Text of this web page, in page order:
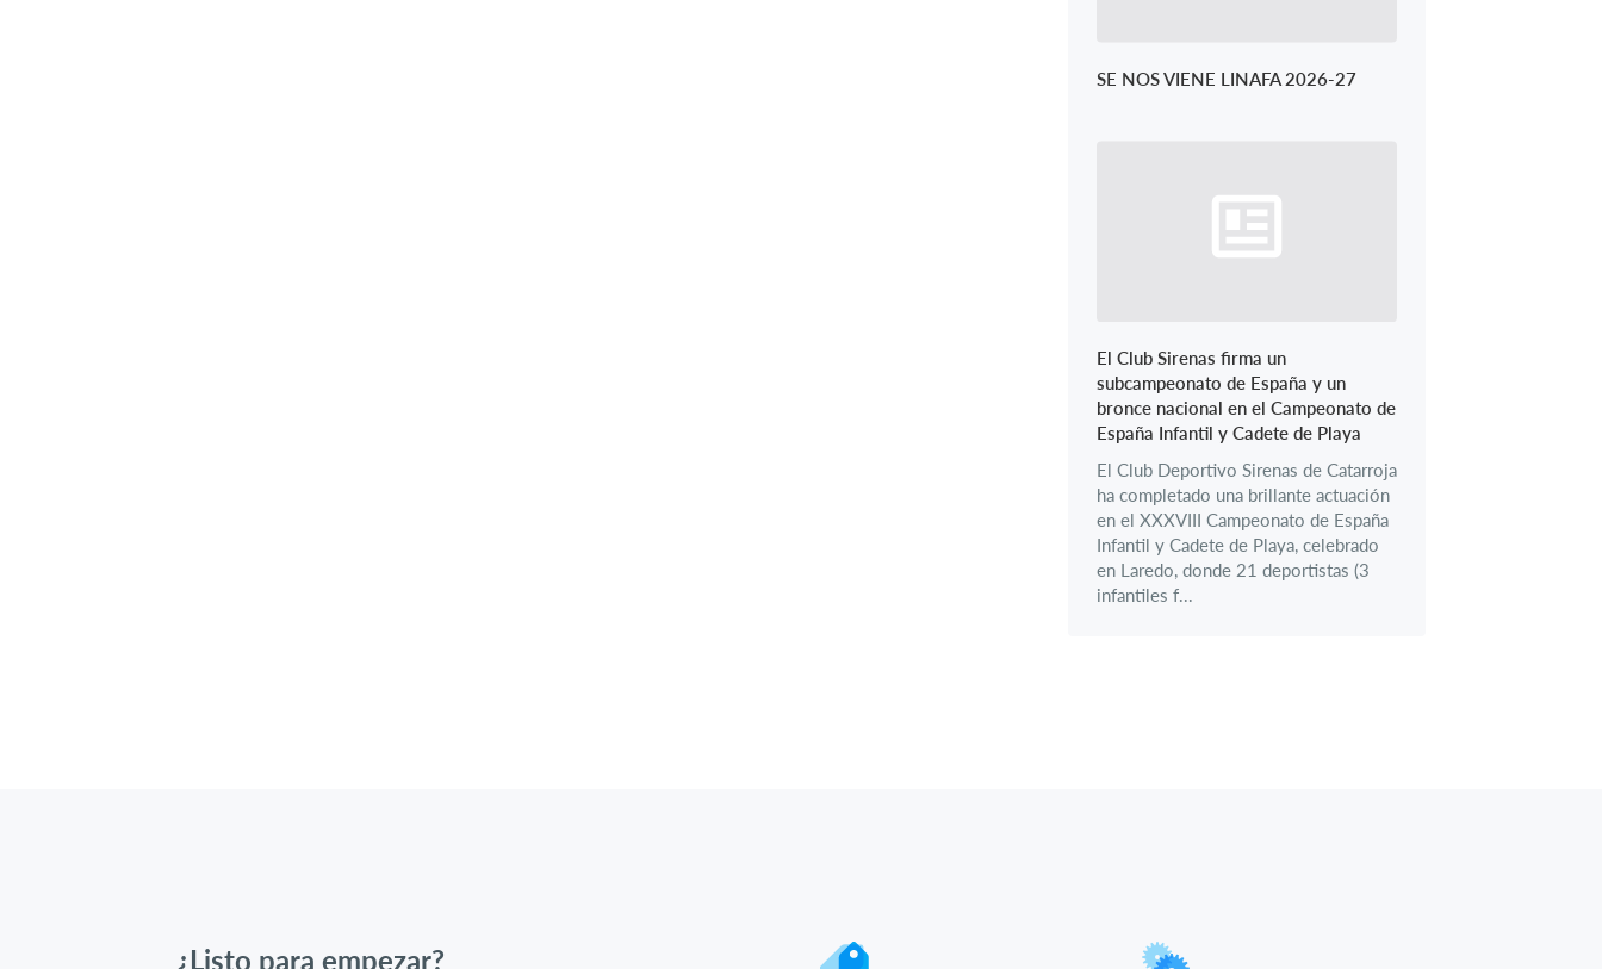
SE NOS VIENE LINAFA 2026-27
El Club Sirenas firma un
subcampeonato de España y un
bronce nacional en el Campeonato de
España Infantil y Cadete de Playa
El Club Deportivo Sirenas de Catarroja
ha completado una brillante actuación
en el XXXVIII Campeonato de España
Infantil y Cadete de Playa, celebrado
en Laredo, donde 21 deportistas (3
infantiles f...
¿Listo para empezar?